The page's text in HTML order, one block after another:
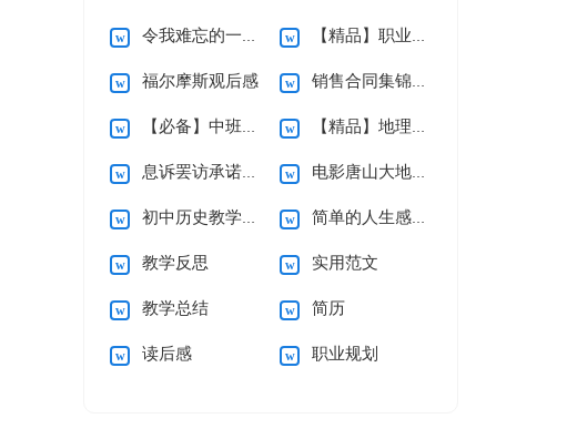
令我难忘的一件事作文(集锦15篇) 【精品】职业规划职业规划模板汇总九篇
福尔摩斯观后感 销售合同集锦9篇
【必备】中班音乐教案三篇 【精品】地理教学总结3篇
息诉罢访承诺书集合六篇 电影唐山大地震观后感
初中历史教学总结合集七篇 简单的人生感言语录合集47条
教学反思 实用范文
教学总结 简历
读后感 职业规划